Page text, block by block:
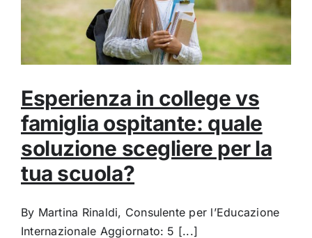
Esperienza in college vs
famiglia ospitante: quale
soluzione scegliere per la
tua scuola?
By Martina Rinaldi, Consulente per l’Educazione
Internazionale Aggiornato: 5 [...]